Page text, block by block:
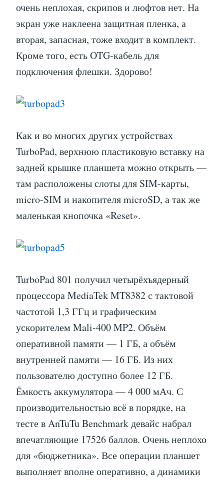
очень неплохая, скрипов и люфтов нет. На
экран уже наклеена защитная пленка, а
вторая, запасная, тоже входит в комплект.
Кроме того, есть OTG-кабель для
подключения флешки. Здорово!
Как и во многих других устройствах
TurboPad, верхнюю пластиковую вставку на
задней крышке планшета можно открыть —
там расположены слоты для SIM-карты,
micro-SIM и накопителя microSD, а так же
маленькая кнопочка «Reset».
TurboPad 801 получил четырёхъядерный
процессора MediaTek MT8382 с тактовой
частотой 1,3 ГГц и графическим
ускорителем Mali-400 MP2. Объём
оперативной памяти — 1 ГБ, а объём
внутренней памяти — 16 ГБ. Из них
пользователю доступно более 12 ГБ.
Ёмкость аккумулятора — 4 000 мАч. С
производительностью всё в порядке, на
тесте в AnTuTu Benchmark девайс набрал
впечатляющие 17526 баллов. Очень неплохо
для «бюджетника». Все операции планшет
выполняет вполне оперативно, а динамики